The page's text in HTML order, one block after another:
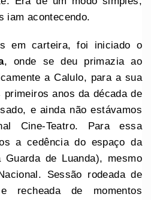
iam acontecendo.
em carteira, foi iniciado o
, onde se deu primazia ao
a Calulo, para a sua
anos da década de
e ainda não estávamos
Cine-Teatro. Para essa
a cedência do espaço da
de Luanda), mesmo
Sessão rodeada de
recheada de momentos